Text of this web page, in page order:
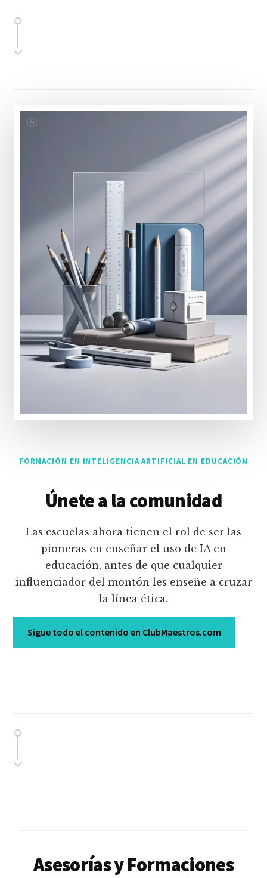
FORMACIÓN EN INTELIGENCIA ARTIFICIAL EN EDUCACIÓN
Únete a la comunidad
Las escuelas ahora tienen el rol de ser las
pioneras en enseñar el uso de IA en
educación, antes de que cualquier
influenciador del montón les enseñe a cruzar
la línea ética.
Sigue todo el contenido en ClubMaestros.com
Asesorías y Formaciones